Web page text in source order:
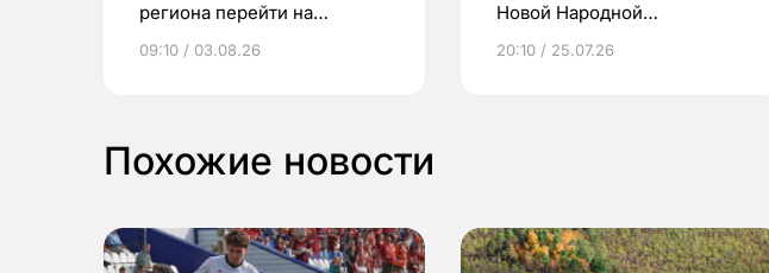
региона перейти на
выиграть призы
09:10 / 03.08.26
Новой Народной
20:10 / 25.07.26
Похожие новости